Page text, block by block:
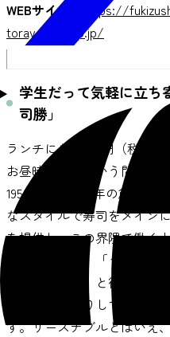
WEBサイト
https://
torayoko.gorp.jp/
学生だって気軽に立ち
司勝」
ランチにぎり800円（税込
お昼時はあっという間に満
1953（昭和28）年の創業以
なスタイルで寿司をメイン
を提供し、この界隈で働く
いるお店です。「うちは学
る安さがウリ」と微笑む親
家族で切り盛りしている店
す。リーズナブルとはいえ